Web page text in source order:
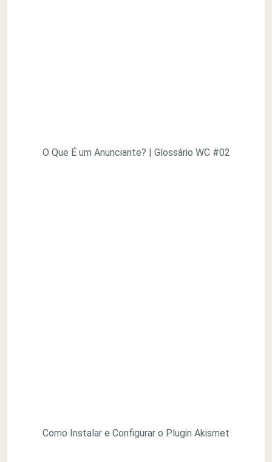
O Que É um Anunciante? | Glossário WC #02
Como Instalar e Configurar o Plugin Akismet